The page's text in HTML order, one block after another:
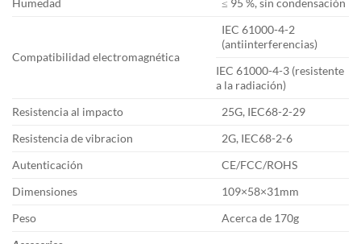
Compatibilidad electromagnética
IEC 61000-4-2
(antiinterferencias)
IEC 61000-4-3 (resistente
a la radiación)
Resistencia al impacto
25G, IEC68-2-29
Resistencia de vibracion
2G, IEC68-2-6
Autenticación
CE/FCC/ROHS
Dimensiones
109×58×31mm
Peso
Acerca de 170g